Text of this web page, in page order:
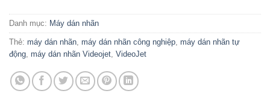
Danh mục: Máy dán nhãn
Thẻ: máy dán nhãn, máy dán nhãn công nghiệp, máy dán nhãn tự
động, máy dán nhãn Videojet, VideoJet